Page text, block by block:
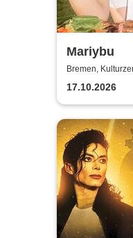
Mariybu
Bremen,
17.10.2026